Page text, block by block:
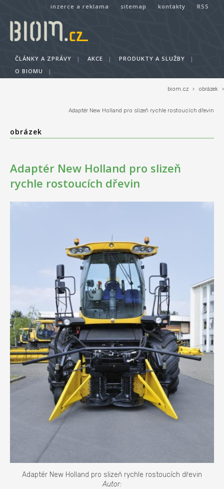
inzerce a reklama sitemap kontakty RSS
ČLÁNKY A ZPRÁVY | AKCE | PRODUKTY A SLUŽBY
|
O BIOMU
|
biom.cz › obrázek ›
Adaptér New Holland pro slizeň rychle rostoucích dřevin
obrázek
Adaptér New Holland pro slizeň
rychle rostoucích dřevin
Adaptér New Holland pro slizeň rychle rostoucích dřevin
Autor: